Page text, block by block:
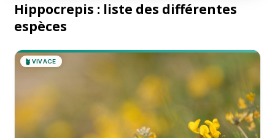
Hippocrepis : liste des différentes
espèces
🪴 VIVACE